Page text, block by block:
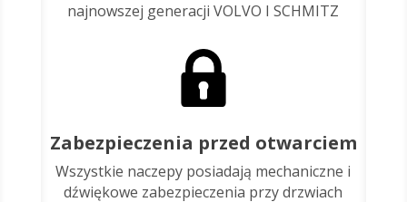
najnowszej generacji VOLVO I SCHMITZ
Zabezpieczenia przed otwarciem
Wszystkie naczepy posiadają mechaniczne i
dźwiękowe zabezpieczenia przy drzwiach